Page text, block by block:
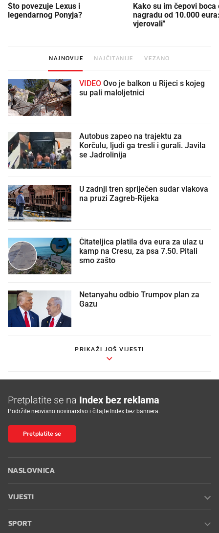
Što povezuje Lexus i
legendarnog Ponyja?
Kako su im čepovi boca
nagradu od 10.000
vjerovali"
NAJNOVIJE NAJČITANIJE VEZANO
VIDEO
su pali maloljetnici
Autobus zapeo na trajektu za
Korčulu, ljudi ga tresli i gurali. Javila
se Jadrolinija
U zadnji tren spriječen sudar vlakova
na pruzi Zagreb-Rijeka
Čitateljica platila dva eura za ulaz u
kamp na Cresu, za psa 7.50. Pitali
smo zašto
Netanyahu odbio Trumpov plan za
Gazu
PRIKAŽI JOŠ VIJESTI
Pretplatite se na Index bez reklama
Podržite neovisno novinarstvo i čitajte Index bez bannera.
Pretplatite se
NASLOVNICA
VIJESTI
SPORT